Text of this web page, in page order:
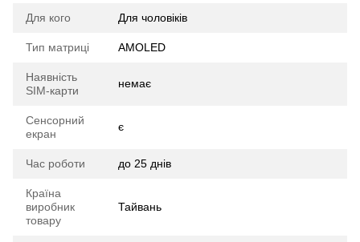
Для кого Для чоловіків
Тип матриці AMOLED
Наявність
SIM-карти
немає
Сенсорний
екран
є
Час роботи до 25 днів
Країна
виробник
товару
Тайвань